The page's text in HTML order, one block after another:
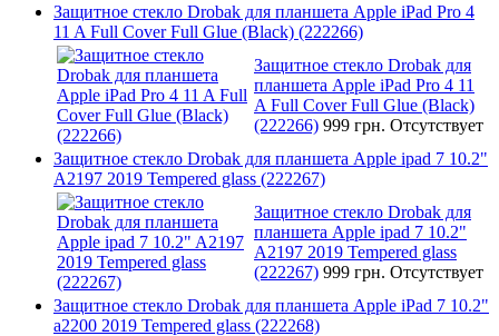
Защитное стекло Drobak для планшета Apple iPad Pro 4
11 A Full Cover Full Glue (Black) (222266)
Защитное стекло Drobak для
планшета Apple iPad Pro 4 11
A Full Cover Full Glue (Black)
(222266) 999 грн. Отсутствует
Защитное стекло Drobak для планшета Apple ipad 7 10.2"
A2197 2019 Tempered glass (222267)
Защитное стекло Drobak для
планшета Apple ipad 7 10.2"
A2197 2019 Tempered glass
(222267) 999 грн. Отсутствует
Защитное стекло Drobak для планшета Apple iPad 7 10.2"
a2200 2019 Tempered glass (222268)